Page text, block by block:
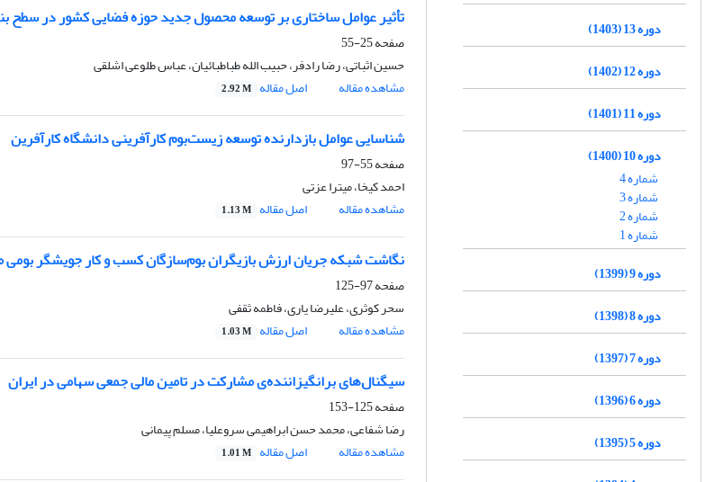
تأثیر عوامل ساختاری بر توسعه محصول جدید حوزه فضایی کشور در سطح
صفحه25-55
حسین اثباتی، رضا رادفر، حبیب الله طباطبائیان، عباس طلوعی اشلقی
مشاهده مقاله
اصل مقاله 2.92 M
شناسایی عوامل بازدارنده توسعه زیست‌بوم ‌کارآفرینی دانشگاه کارآفرین
صفحه55-97
احمد کیخا، میترا عزتی
مشاهده مقاله
اصل مقاله 1.13 M
نگاشت شبکه جریان ارزش بازیگران بوم‌سازگان کسب و کار جویشگر بومی
صفحه97-125
سحر کوثری، علیرضا یاری، فاطمه ثقفی
مشاهده مقاله
اصل مقاله 1.03 M
سیگنال‌های برانگیزاننده‌ی مشارکت در تامین مالی جمعی سهامی در ایران
صفحه125-153
رضا شفاعی، محمد حسن ابراهیمی سروعلیا، مسلم پیمانی
مشاهده مقاله
اصل مقاله 1.01 M
دوره 13 (1403)
دوره 12 (1402)
دوره 11 (1401)
دوره 10 (1400)
شماره 4
شماره 3
شماره 2
شماره 1
دوره 9 (1399)
دوره 8 (1398)
دوره 7 (1397)
دوره 6 (1396)
دوره 5 (1395)